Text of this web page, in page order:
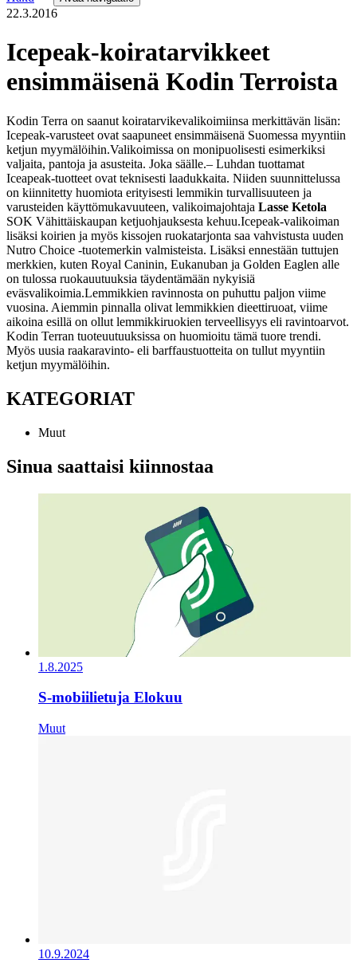
22.3.2016
Icepeak-koiratarvikkeet
ensimmäisenä Kodin Terroista
Kodin Terra on saanut koiratarvikevalikoimiinsa merkittävän lisän:
Icepeak-varusteet ovat saapuneet ensimmäisenä Suomessa myyntiin
ketjun myymälöihin.Valikoimissa on monipuolisesti esimerkiksi
valjaita, pantoja ja asusteita. Joka säälle.– Luhdan tuottamat
Iceapeak-tuotteet ovat teknisesti laadukkaita. Niiden suunnittelussa
on kiinnitetty huomiota erityisesti lemmikin turvallisuuteen ja
varusteiden käyttömukavuuteen, valikoimajohtaja Lasse Ketola
SOK Vähittäiskaupan ketjuohjauksesta kehuu.Icepeak-valikoiman
lisäksi koirien ja myös kissojen ruokatarjonta saa vahvistusta uuden
Nutro Choice -tuotemerkin valmisteista. Lisäksi ennestään tuttujen
merkkien, kuten Royal Caninin, Eukanuban ja Golden Eaglen alle
on tulossa ruokauutuuksia täydentämään nykyisiä
eväsvalikoimia.Lemmikkien ravinnosta on puhuttu paljon viime
vuosina. Aiemmin pinnalla olivat lemmikkien dieettiruoat, viime
aikoina esillä on ollut lemmikkiruokien terveellisyys eli ravintoarvot.
Kodin Terran tuoteuutuuksissa on huomioitu tämä tuore trendi.
Myös uusia raakaravinto- eli barffaustuotteita on tullut myyntiin
ketjun myymälöihin.
KATEGORIAT
Muut
Sinua saattaisi kiinnostaa
1.8.2025
S-mobiilietuja Elokuu
Muut
10.9.2024